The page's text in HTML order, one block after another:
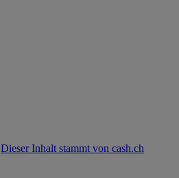
Dieser Inhalt stammt von cash.ch